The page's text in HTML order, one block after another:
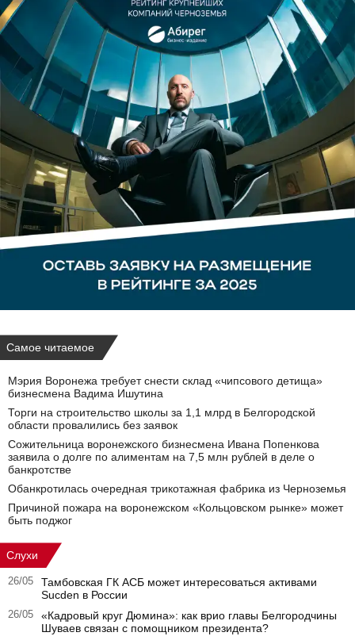
Самое читаемое
Мэрия Воронежа требует снести склад «чипсового детища»
бизнесмена Вадима Ишутина
Торги на строительство школы за 1,1 млрд в Белгородской
области провалились без заявок
Сожительница воронежского бизнесмена Ивана Попенкова
заявила о долге по алиментам на 7,5 млн рублей в деле о
банкротстве
Обанкротилась очередная трикотажная фабрика из Черноземья
Причиной пожара на воронежском «Кольцовском рынке» может
быть поджог
Слухи
26/05
Тамбовская ГК АСБ может интересоваться активами
Sucden в России
26/05
«Кадровый круг Дюмина»: как врио главы Белгородчины
Шуваев связан с помощником президента?